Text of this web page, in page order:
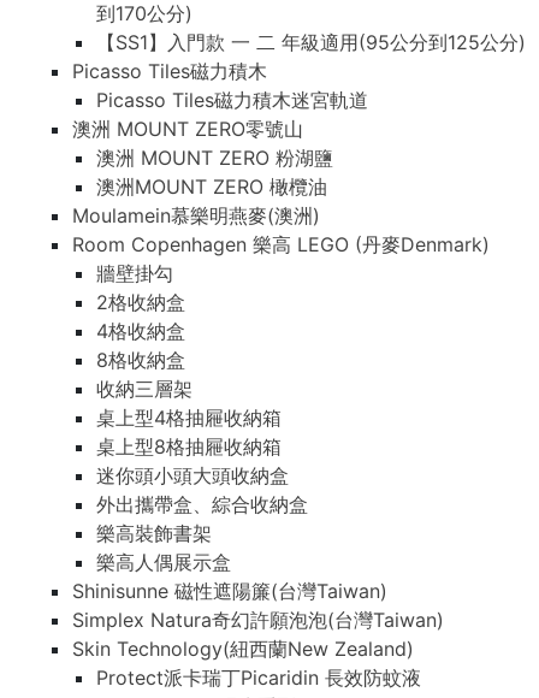
到170公分)
【SS1】入門款 一 二 年級適用(95公分到125公分)
Picasso Tiles磁力積木
Picasso Tiles磁力積木迷宮軌道
澳洲 MOUNT ZERO零號山
澳洲 MOUNT ZERO 粉湖鹽
澳洲MOUNT ZERO 橄欖油
Moulamein慕樂明燕麥(澳洲)
Room Copenhagen 樂高 LEGO (丹麥Denmark)
牆壁掛勾
2格收納盒
4格收納盒
8格收納盒
收納三層架
桌上型4格抽屜收納箱
桌上型8格抽屜收納箱
迷你頭小頭大頭收納盒
外出攜帶盒、綜合收納盒
樂高裝飾書架
樂高人偶展示盒
Shinisunne 磁性遮陽簾(台灣Taiwan)
Simplex Natura奇幻許願泡泡(台灣Taiwan)
Skin Technology(紐西蘭New Zealand)
Protect派卡瑞丁Picaridin 長效防蚊液